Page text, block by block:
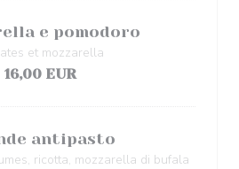
e pomodoro
et mozzarella
16,00 EUR
antipasto
ricotta, mozzarella di bufala